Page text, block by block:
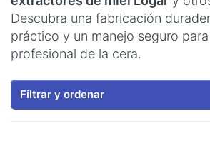
Descubra una fabricación
práctico y un manejo seguro
profesional de la cera.
Filtrar y ordenar